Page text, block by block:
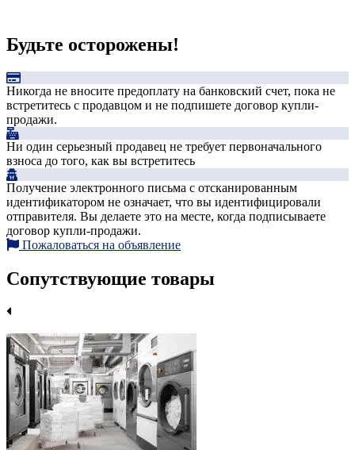
Будьте осторожены!
Никогда не вносите предоплату на банковский счет, пока не
встретитесь с продавцом и не подпишете договор купли-
продажи.
Ни один серьезный продавец не требует первоначального
взноса до того, как вы встретитесь
Получение электронного письма с отсканированным
идентификатором не означает, что вы идентифицировали
отправителя. Вы делаете это на месте, когда подписываете
договор купли-продажи.
Пожаловаться на объявление
Сопутствующие товары